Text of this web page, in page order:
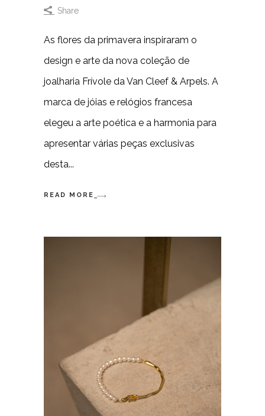
Share
As flores da primavera inspiraram o
design e arte da nova coleção de
joalharia Frívole da Van Cleef & Arpels. A
marca de jóias e relógios francesa
elegeu a arte poética e a harmonia para
apresentar várias peças exclusivas
desta
READ MORE